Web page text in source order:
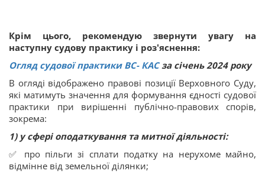
Крім цього, рекомендую звернути увагу на
наступну судову практику і роз'яснення:
Огляд судової практики ВС- КАСза січень 2024 року
В огляді відображено правові позиції Верховного Суду,
які матимуть значення для формування єдності судової
практики при вирішенні публічно-правових спорів,
зокрема:
1) у сфері оподаткування та митної діяльності:
✅ про пільги зі сплати податку на нерухоме майно,
відмінне від земельної ділянки;